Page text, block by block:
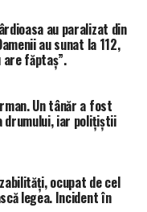
au paralizat din
au sunat la 112,
are făptaș”.
Un tânăr a fost
drumului, iar polițiștii
ocupat de cel
legea. Incident în